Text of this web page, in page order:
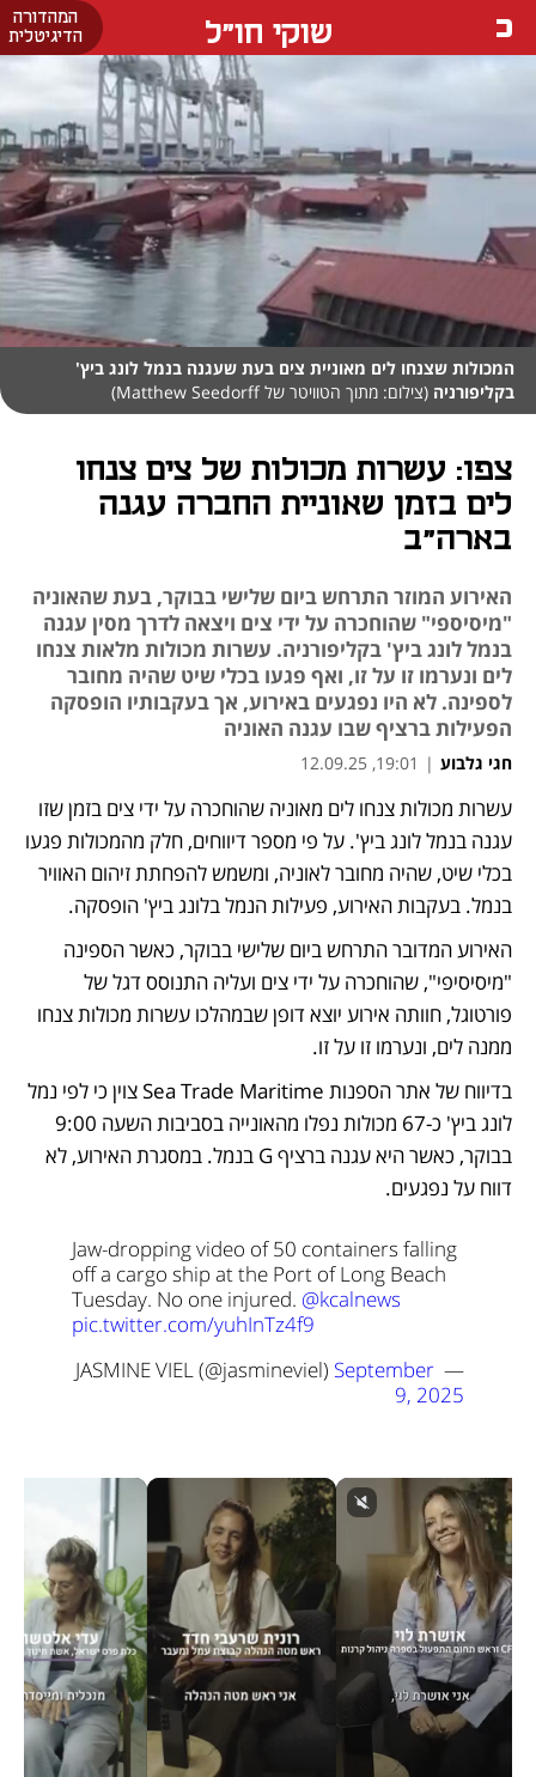
המהדורה
הדיגיטלית
שוקי חו"ל
המכולות שצנחו לים מאוניית צים בעת שעגנה בנמל לונג ביץ'
בקליפורניה (צילום: מתוך הטוויטר של Matthew Seedorff)
צפו: עשרות מכולות של צים צנחו
לים בזמן שאוניית החברה עגנה
בארה"ב
האירוע המוזר התרחש ביום שלישי בבוקר, בעת שהאוניה
"מיסיספי" שהוחכרה על ידי צים ויצאה לדרך מסין עגנה
בנמל לונג ביץ' בקליפורניה. עשרות מכולות מלאות צנחו
לים ונערמו זו על זו, ואף פגעו בכלי שיט שהיה מחובר
לספינה. לא היו נפגעים באירוע, אך בעקבותיו הופסקה
הפעילות ברציף שבו עגנה האוניה
חגי גלבוע |
19:01, 12.09.25
בנמל. בעקבות האירוע, פעילות הנמל בלונג ביץ' הופסקה.
ממנה לים, ונערמו זו על זו.
דווח על נפגעים.
Jaw-dropping video of 50 containers falling
off a cargo ship at the Port of Long Beach
Tuesday. No one injured. @kcalnews
pic.twitter.com/yuhInTz4f9
— JASMINE VIEL (@jasmineviel)
September
9, 2025